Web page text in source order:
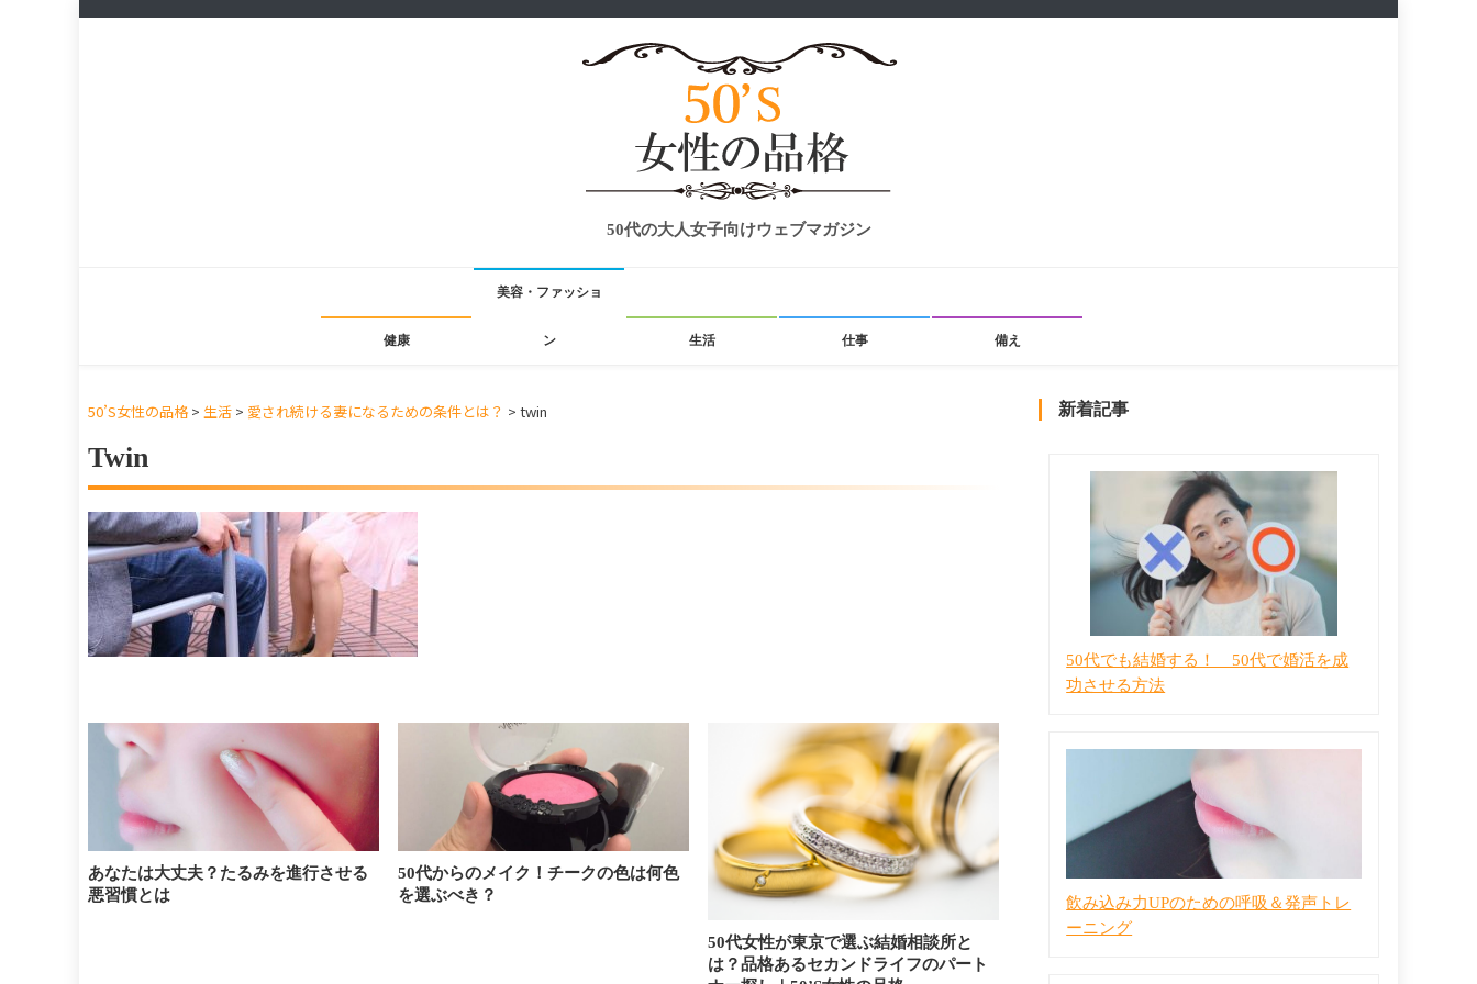
50代の大人女子向けウェブマガジン
健康
美容・ファッショ
ン 生活 仕事 備え
50’S女性の品格> 生活> 愛され続ける妻になるための条件とは？ > twin
Twin
あなたは大丈夫？たるみを進行させる
悪習慣とは
50代からのメイク！チークの色は何色
を選ぶべき？
50代女性が東京で選ぶ結婚相談所と
は？品格あるセカンドライフのパート
新着記事
50代でも結婚する！ 50代で婚活を成
功させる方法
飲み込み力UPのための呼吸＆発声トレ
ーニング